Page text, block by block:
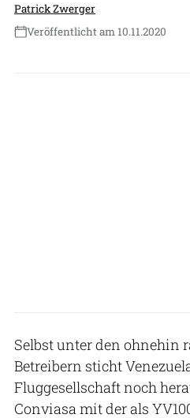
Patrick Zwerger
Veröffentlicht am 10.11.2020
Selbst unter den ohnehin
Betreibern sticht
Fluggesellschaft noch
Conviasa mit der als